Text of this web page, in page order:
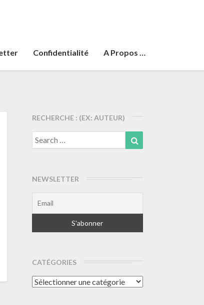
Confidentialité A Propos …
RECHERCHE : (EX: AUTEUR)
Search
for:
NEWSLETTER
CATÉGORIES
Catégories